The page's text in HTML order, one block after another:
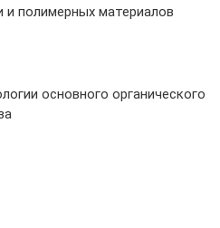
и полимерных материалов
основного органического